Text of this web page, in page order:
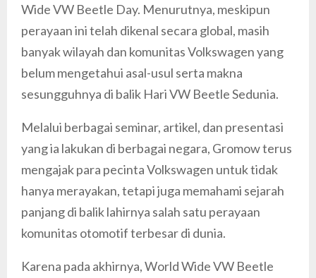
Wide VW Beetle Day. Menurutnya, meskipun
perayaan ini telah dikenal secara global, masih
banyak wilayah dan komunitas Volkswagen yang
belum mengetahui asal-usul serta makna
sesungguhnya di balik Hari VW Beetle Sedunia.
Melalui berbagai seminar, artikel, dan presentasi
yang ia lakukan di berbagai negara, Gromow terus
mengajak para pecinta Volkswagen untuk tidak
hanya merayakan, tetapi juga memahami sejarah
panjang di balik lahirnya salah satu perayaan
komunitas otomotif terbesar di dunia.
Karena pada akhirnya, World Wide VW Beetle